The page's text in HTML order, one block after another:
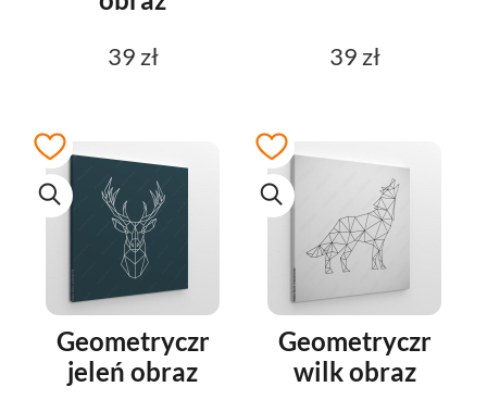
39 zł 39 zł
Geometryczny
jeleń obraz
Geometryczny
wilk obraz